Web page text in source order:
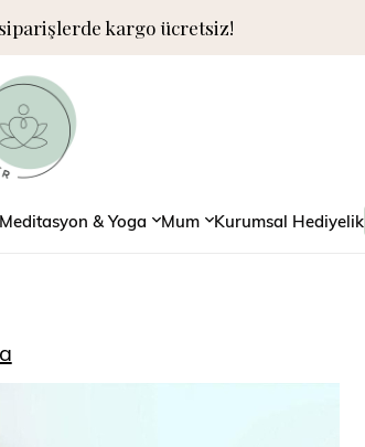
kargo ücretsiz!
& Yoga Mum Kurumsal Hediyelik